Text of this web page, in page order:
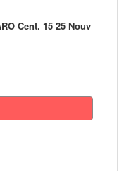
Cent. 15 25 Nouv